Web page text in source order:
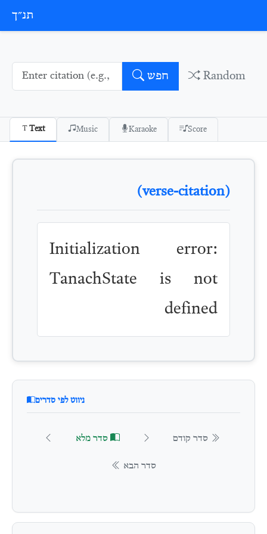
תנ״ך
חפש Random
Text Music Karaoke Score
(verse-citation)
Initialization error:
TanachState is not
defined
ניווט לפי סדרים
סדר קודם סדר מלא
סדר הבא